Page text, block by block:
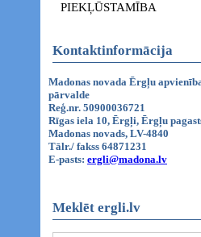
PIEKĻŪSTAMĪBA
Kontaktinformācija
Madonas novada Ērgļu
pārvalde
Reģ.nr. 50900036721
Rīgas iela 10, Ērgļi, Ērgļu
Madonas novads, LV-4840
Tālr./ fakss 64871231
E-pasts: ergli@madona.lv
Meklēt ergli.lv